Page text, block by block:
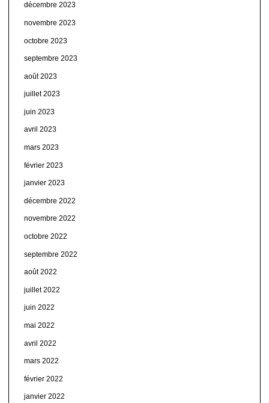
décembre 2023
novembre 2023
octobre 2023
septembre 2023
août 2023
juillet 2023
juin 2023
avril 2023
mars 2023
février 2023
janvier 2023
décembre 2022
novembre 2022
octobre 2022
septembre 2022
août 2022
juillet 2022
juin 2022
mai 2022
avril 2022
mars 2022
février 2022
janvier 2022